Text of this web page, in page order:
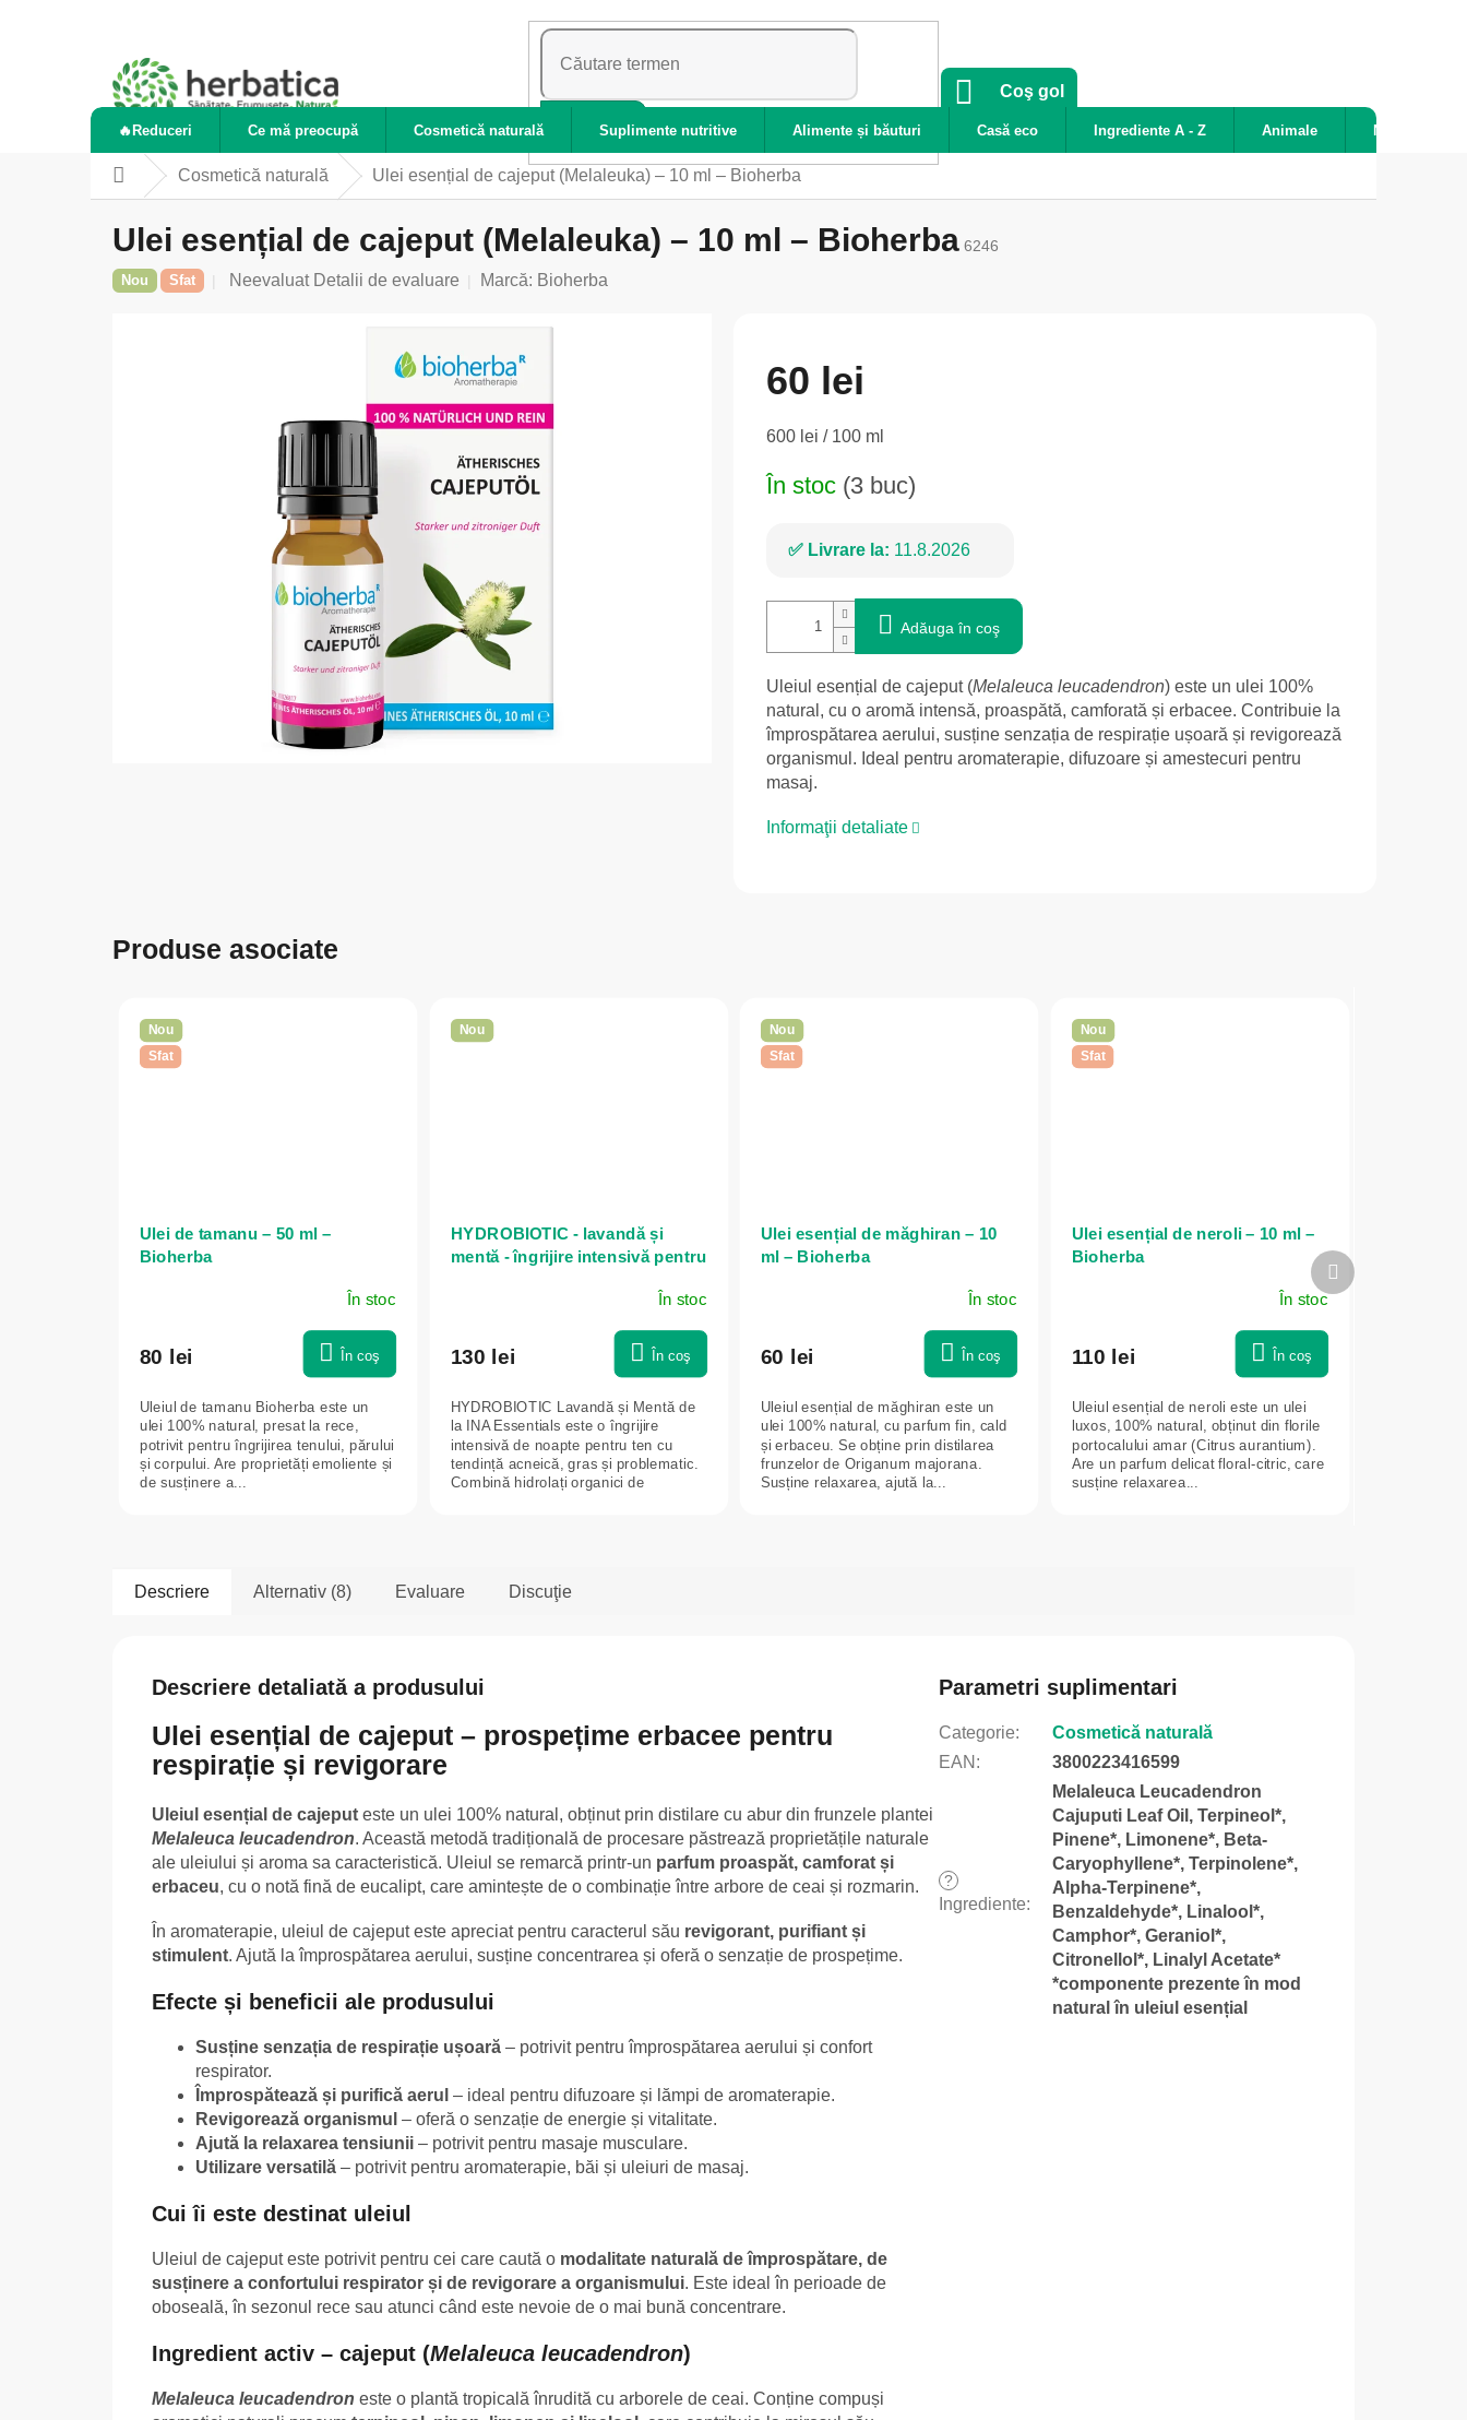
CĂUTARE
COŞ
CUMPĂRĂTURI
Coş gol
🔥Reduceri Ce mă preocupă Cosmetică naturală Suplimente nutritive Alimente și băuturi Casă eco Ingrediente A - Z Animale Noutăți
AcasăCosmetică naturală Ulei esențial de cajeput (Melaleuka) – 10 ml – Bioherba
Ulei esențial de cajeput (Melaleuka) – 10 ml – Bioherba 6246
Nou Sfat
Evaluarea
Neevaluat Detalii de evaluare Marcă: Bioherba
60 lei
Evaluare
600 lei / 100 ml
În stoc (3 buc)
Livrare la: 11.8.2026
Adăuga în coş
Uleiul esențial de cajeput (Melaleuca leucadendron) este un ulei 100%
natural, cu o aromă intensă, proaspătă, camforată și erbacee. Contribuie la
împrospătarea aerului, susține senzația de respirație ușoară și revigorează
organismul. Ideal pentru aromaterapie, difuzoare și amestecuri pentru
masaj.
Informaţii detaliate
Produse asociate
Nou
Sfat
Ulei de tamanu – 50 ml –
Bioherba
În stoc
80 lei În coş
Uleiul de tamanu Bioherba este un
ulei 100% natural, presat la rece,
potrivit pentru îngrijirea tenului, părului
și corpului. Are proprietăți emoliente și
de susținere a...
Nou
HYDROBIOTIC - lavandă și
mentă - îngrijire intensivă pentru
În stoc
130 lei În coş
HYDROBIOTIC Lavandă și Mentă de
la INA Essentials este o îngrijire
intensivă de noapte pentru ten cu
tendință acneică, gras și problematic.
Combină hidrolați organici de
Nou
Sfat
Ulei esențial de măghiran – 10
ml – Bioherba
În stoc
60 lei În coş
Uleiul esențial de măghiran este un
ulei 100% natural, cu parfum fin, cald
și erbaceu. Se obține prin distilarea
frunzelor de Origanum majorana.
Susține relaxarea, ajută la...
Nou
Sfat
Ulei esențial de neroli – 10 ml –
Bioherba
În stoc
110 lei În coş
Uleiul esențial de neroli este un ulei
luxos, 100% natural, obținut din florile
portocalului amar (Citrus aurantium).
Are un parfum delicat floral-citric, care
susține relaxarea...
Produsul
următor
Descriere Alternativ (8) Evaluare Discuţie
Descriere detaliată a produsului
Ulei esențial de cajeput – prospețime erbacee pentru
respirație și revigorare
Uleiul esențial de cajeput este un ulei 100% natural, obținut prin distilare cu abur din frunzele plantei
Melaleuca leucadendron. Această metodă tradițională de procesare păstrează proprietățile naturale
ale uleiului și aroma sa caracteristică. Uleiul se remarcă printr-un parfum proaspăt, camforat și
erbaceu, cu o notă fină de eucalipt, care amintește de o combinație între arbore de ceai și rozmarin.
În aromaterapie, uleiul de cajeput este apreciat pentru caracterul său revigorant, purifiant și
stimulent. Ajută la împrospătarea aerului, susține concentrarea și oferă o senzație de prospețime.
Efecte și beneficii ale produsului
Susține senzația de respirație ușoară – potrivit pentru împrospătarea aerului și confort
respirator.
Împrospătează și purifică aerul – ideal pentru difuzoare și lămpi de aromaterapie.
Revigorează organismul – oferă o senzație de energie și vitalitate.
Ajută la relaxarea tensiunii – potrivit pentru masaje musculare.
Utilizare versatilă – potrivit pentru aromaterapie, băi și uleiuri de masaj.
Cui îi este destinat uleiul
Uleiul de cajeput este potrivit pentru cei care caută o modalitate naturală de împrospătare, de
susținere a confortului respirator și de revigorare a organismului. Este ideal în perioade de
oboseală, în sezonul rece sau atunci când este nevoie de o mai bună concentrare.
Ingredient activ – cajeput (Melaleuca leucadendron)
Melaleuca leucadendron este o plantă tropicală înrudită cu arborele de ceai. Conține compuși
Parametri suplimentari
Categorie:
Cosmetică naturală
EAN : 3800223416599
?
Ingrediente:
Melaleuca Leucadendron
Cajuputi Leaf Oil, Terpineol*,
Pinene*, Limonene*, Beta-
Caryophyllene*, Terpinolene*,
Alpha-Terpinene*,
Benzaldehyde*, Linalool*,
Camphor*, Geraniol*,
Citronellol*, Linalyl Acetate*
*componente prezente în mod
natural în uleiul esențial